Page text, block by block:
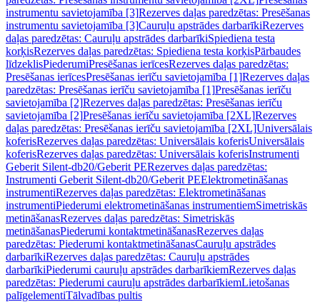
instrumentu savietojamība [3]Rezerves daļas paredzētas: Presēšanas
instrumentu savietojamība [3]Cauruļu apstrādes darbarīkiRezerves
daļas paredzētas: Cauruļu apstrādes darbarīkiSpiediena testa
korķisRezerves daļas paredzētas: Spiediena testa korķisPārbaudes
līdzeklisPiederumiPresēšanas ierīcesRezerves daļas paredzētas:
Presēšanas ierīcesPresēšanas ierīču savietojamība [1]Rezerves daļas
paredzētas: Presēšanas ierīču savietojamība [1]Presēšanas ierīču
savietojamība [2]Rezerves daļas paredzētas: Presēšanas ierīču
savietojamība [2]Presēšanas ierīču savietojamība [2XL]Rezerves
daļas paredzētas: Presēšanas ierīču savietojamība [2XL]Universālais
koferisRezerves daļas paredzētas: Universālais koferisUniversālais
koferisRezerves daļas paredzētas: Universālais koferisInstrumenti
Geberit Silent-db20/Geberit PERezerves daļas paredzētas:
Instrumenti Geberit Silent-db20/Geberit PEElektrometināšanas
instrumentiRezerves daļas paredzētas: Elektrometināšanas
instrumentiPiederumi elektrometināšanas instrumentiemSimetriskās
metināšanasRezerves daļas paredzētas: Simetriskās
metināšanasPiederumi kontaktmetināšanasRezerves daļas
paredzētas: Piederumi kontaktmetināšanasCauruļu apstrādes
darbarīkiRezerves daļas paredzētas: Cauruļu apstrādes
darbarīkiPiederumi cauruļu apstrādes darbarīkiemRezerves daļas
paredzētas: Piederumi cauruļu apstrādes darbarīkiemLietošanas
palīgelementiTālvadības pultis